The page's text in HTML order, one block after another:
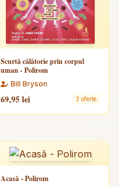
Scurtă călătorie prin corpul
uman - Polirom
Bill Bryson
69,95 lei 3 oferte
Acasă - Polirom